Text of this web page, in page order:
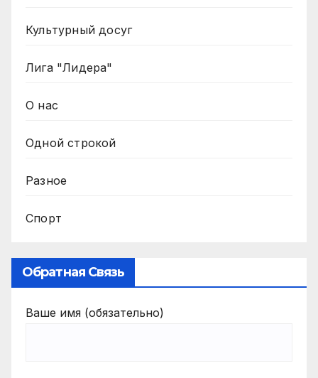
Культурный досуг
Лига "Лидера"
О нас
Одной строкой
Разное
Спорт
Обратная Связь
Ваше имя (обязательно)